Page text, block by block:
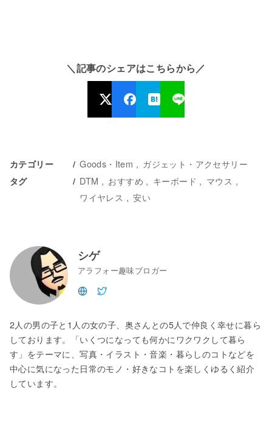
＼記事のシェアはこちらから／
カテゴリー Goods・Item ガジェット・アクセサリー
タグ DTM おすすめ キーボード
マウス
ワイヤレス
安い
シゲ
アラフォー趣味ブロガー
2人の男の子と1人の女の子、奥さんとの5人で仲良く幸せに暮ら
しております。「いくつになっても何かにワクワクして暮ら
す」をテーマに、写真・イラスト・音楽・暮らしのコトなどを
中心に気になった日常のモノ・好きなコトを楽しくゆるく紹介
しています。